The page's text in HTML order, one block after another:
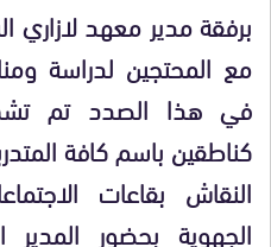
برفقة مدير معهد لازاري
مع المحتجين لدراسة
في هذا الصدد تم
كناطقين باسم كافة
النقاش بقاعات
الجهوية بحضور